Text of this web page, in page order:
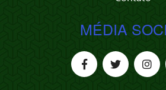
MÉDIA